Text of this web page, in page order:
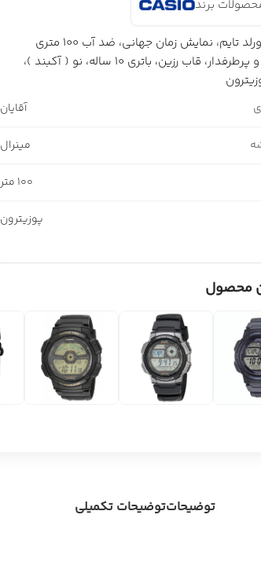
برند
المینیتور ورلد تایم، نمایش زمان جهانی، ضد آب 100 متری
نوستالژی و پرطرفدار، قاب رزین، باتری 10 ساله، نو ( آکبند )،
آقایان
مینرال
100 متر
پوزیترون
محصول
توضیحاتتوضیحات تکمیلی